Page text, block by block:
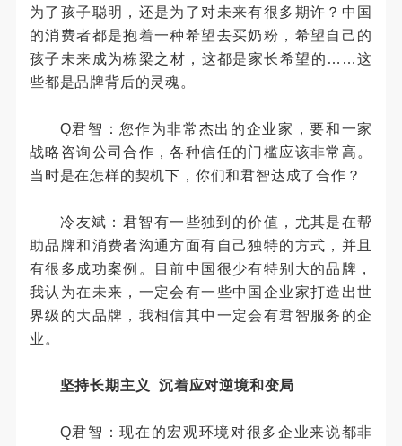
为了孩子聪明，还是为了对未来有很多期许？中国
的消费者都是抱着一种希望去买奶粉，希望自己的
孩子未来成为栋梁之材，这都是家长希望的……这
些都是品牌背后的灵魂。
Q君智：您作为非常杰出的企业家，要和一家
战略咨询公司合作，各种信任的门槛应该非常高。
当时是在怎样的契机下，你们和君智达成了合作？
冷友斌：君智有一些独到的价值，尤其是在帮
助品牌和消费者沟通方面有自己独特的方式，并且
有很多成功案例。目前中国很少有特别大的品牌，
我认为在未来，一定会有一些中国企业家打造出世
界级的大品牌，我相信其中一定会有君智服务的企
业。
坚持长期主义 沉着应对逆境和变局
Q君智：现在的宏观环境对很多企业来说都非